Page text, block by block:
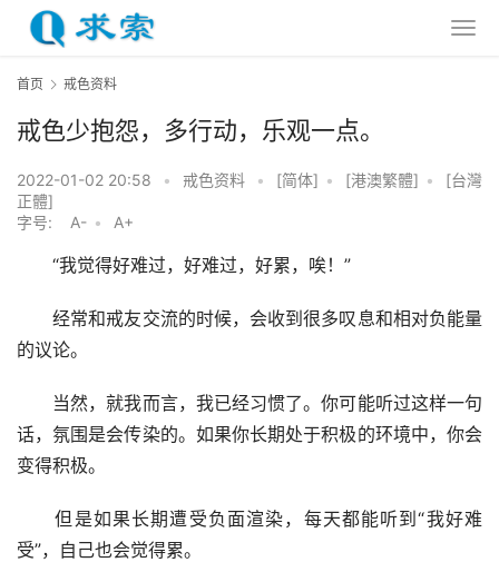
首页 戒色资料
戒色少抱怨，多行动，乐观一点。
2022-01-02 20:58 • 戒色资料 • [简体] • [港澳繁體] •
[台灣
正體]
字号:
A- • A+
“我觉得好难过，好难过，好累，唉！”
经常和戒友交流的时候，会收到很多叹息和相对负能量
的议论。
当然，就我而言，我已经习惯了。你可能听过这样一句
话，氛围是会传染的。如果你长期处于积极的环境中，你会
变得积极。
但是如果长期遭受负面渲染，每天都能听到“我好难
受”，自己也会觉得累。